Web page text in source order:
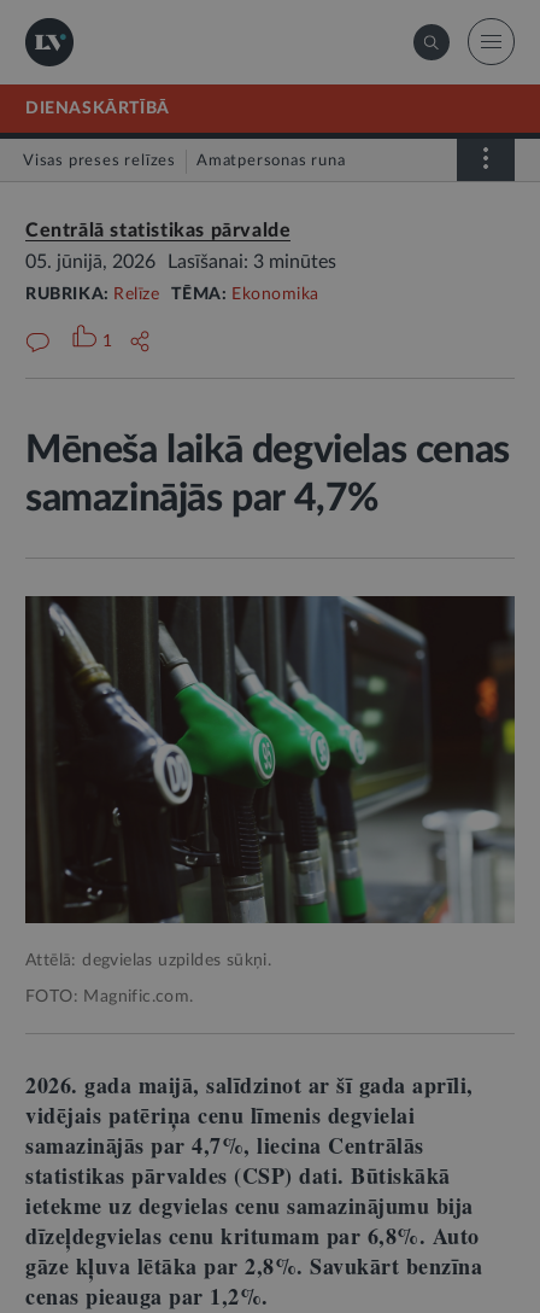
DIENASKĀRTĪBĀ
Visas preses relīzes Amatpersonas runa
Centrālā statistikas pārvalde
05. jūnijā, 2026
Lasīšanai: 3 minūtes
RUBRIKA: Relīze TĒMA: Ekonomika
1
Mēneša laikā degvielas cenas
samazinājās par 4,7%
Attēlā: degvielas uzpildes sūkņi.
FOTO: Magnific.com.
2026. gada maijā, salīdzinot ar šī gada aprīli,
vidējais patēriņa cenu līmenis degvielai
samazinājās par 4,7%, liecina Centrālās
statistikas pārvaldes (CSP) dati. Būtiskākā
ietekme uz degvielas cenu samazinājumu bija
dīzeļdegvielas cenu kritumam par 6,8%. Auto
gāze kļuva lētāka par 2,8%. Savukārt benzīna
cenas pieauga par 1,2%.